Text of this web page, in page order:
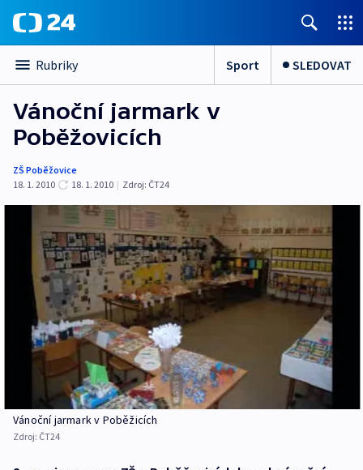
Rubriky Sport SLEDOVAT
Vánoční jarmark v
Poběžovicích
ZŠ Poběžovice
18. 1. 2010
18. 1. 2010 | Zdroj: ČT24
Vánoční jarmark v Poběžicích
Zdroj: ČT24